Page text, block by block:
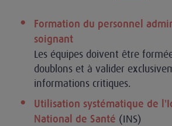
Formation du personnel
soignant
Les équipes doivent être
doublons et à valider
informations critiques.
Utilisation systématique de
National de Santé (INS)